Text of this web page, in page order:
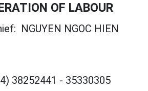
OF LABOUR
NGUYEN NGOC HIEN
38252441 - 35330305